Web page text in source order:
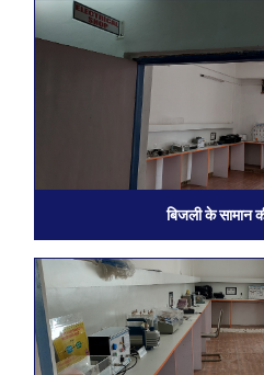
बिजली के सामान